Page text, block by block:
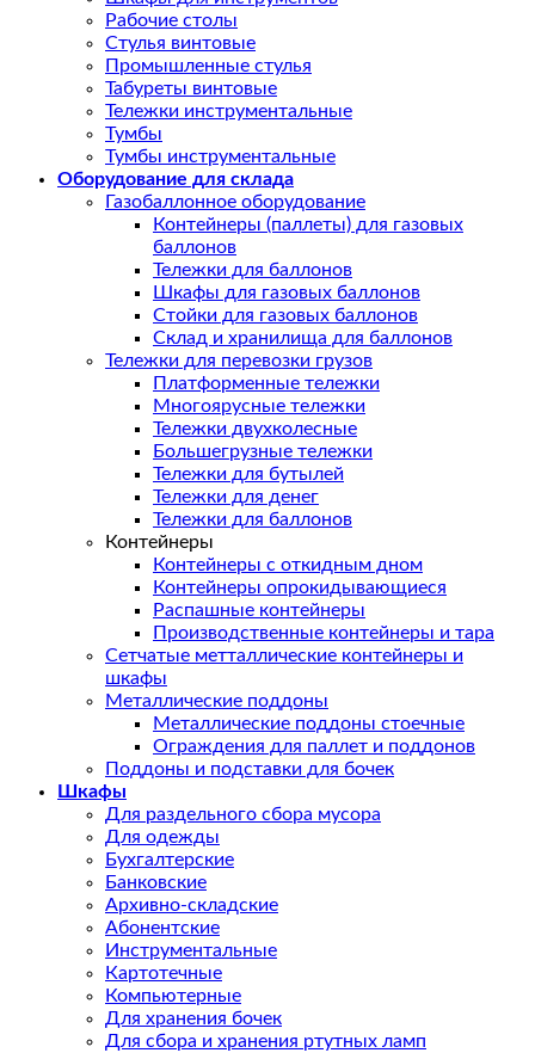
Рабочие столы
Стулья винтовые
Промышленные стулья
Табуреты винтовые
Тележки инструментальные
Тумбы
Тумбы инструментальные
Оборудование для склада
Газобаллонное оборудование
Контейнеры (паллеты) для газовых
баллонов
Тележки для баллонов
Шкафы для газовых баллонов
Стойки для газовых баллонов
Склад и хранилища для баллонов
Тележки для перевозки грузов
Платформенные тележки
Многоярусные тележки
Тележки двухколесные
Большегрузные тележки
Тележки для бутылей
Тележки для денег
Тележки для баллонов
Контейнеры
Контейнеры с откидным дном
Контейнеры опрокидывающиеся
Распашные контейнеры
Производственные контейнеры и тара
Сетчатые метталлические контейнеры и
шкафы
Металлические поддоны
Металлические поддоны стоечные
Ограждения для паллет и поддонов
Поддоны и подставки для бочек
Шкафы
Для раздельного сбора мусора
Для одежды
Бухгалтерские
Банковские
Архивно-складские
Абонентские
Инструментальные
Картотечные
Компьютерные
Для хранения бочек
Для сбора и хранения ртутных ламп